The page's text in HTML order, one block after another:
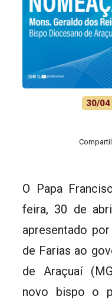
30/04
O Papa
feira, 30 de
apresentado
de Farias ao
de Araçuaí
novo bispo o